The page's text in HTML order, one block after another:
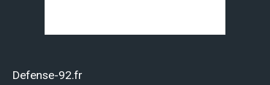
Defense-92.fr